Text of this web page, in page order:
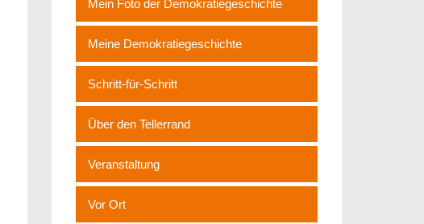
Mein Foto der Demokratiegeschichte
Meine Demokratiegeschichte
Schritt-für-Schritt
Über den Tellerrand
Veranstaltung
Vor Ort